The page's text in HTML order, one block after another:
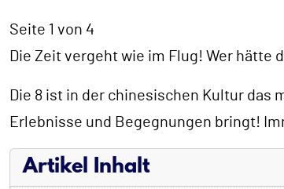
Seite 1 von 4
Die Zeit vergeht wie im Flug! Wer hätte
Die 8 ist in der chinesischen Kultur das
Erlebnisse und Begegnungen bringt!
Artikel Inhalt